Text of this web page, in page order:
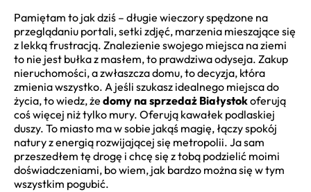
Pamiętam to jak dziś – długie wieczory spędzone na
przeglądaniu portali, setki zdjęć, marzenia mieszające się
z lekką frustracją. Znalezienie swojego miejsca na ziemi
to nie jest bułka z masłem, to prawdziwa odyseja. Zakup
nieruchomości, a zwłaszcza domu, to decyzja, która
zmienia wszystko. A jeśli szukasz idealnego miejsca do
życia, to wiedz, że domy na sprzedaż Białystokoferują
coś więcej niż tylko mury. Oferują kawałek podlaskiej
duszy. To miasto ma w sobie jakąś magię, łączy spokój
natury z energią rozwijającej się metropolii. Ja sam
przeszedłem tę drogę i chcę się z tobą podzielić moimi
doświadczeniami, bo wiem, jak bardzo można się w tym
wszystkim pogubić.